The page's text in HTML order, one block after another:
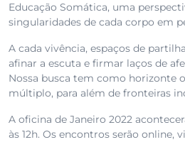
Educação Somática, uma
singularidades de cada corpo em
A cada vivência, espaços de
afinar a escuta e firmar laços de
Nossa busca tem como horizonte
múltiplo, para além de fronteiras
A oficina de Janeiro 2022
às 12h. Os encontros serão online,